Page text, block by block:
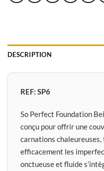
DESCRIPTION
REF: SP6
So Perfect Foundation
conçu pour offrir une
carnations
efficacement les
onctueuse et fluide